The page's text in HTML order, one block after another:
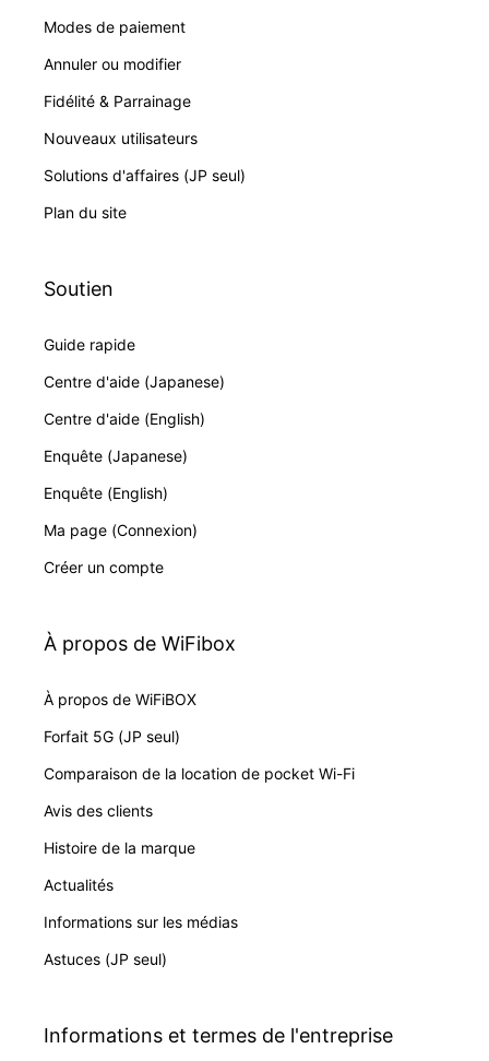
Modes de paiement
Annuler ou modifier
Fidélité & Parrainage
Nouveaux utilisateurs
Solutions d'affaires (JP seul)
Plan du site
Soutien
Guide rapide
Centre d'aide (Japanese)
Centre d'aide (English)
Enquête (Japanese)
Enquête (English)
Ma page (Connexion)
Créer un compte
À propos de WiFibox
À propos de WiFiBOX
Forfait 5G (JP seul)
Comparaison de la location de pocket Wi-Fi
Avis des clients
Histoire de la marque
Actualités
Informations sur les médias
Astuces (JP seul)
Informations et termes de l'entreprise